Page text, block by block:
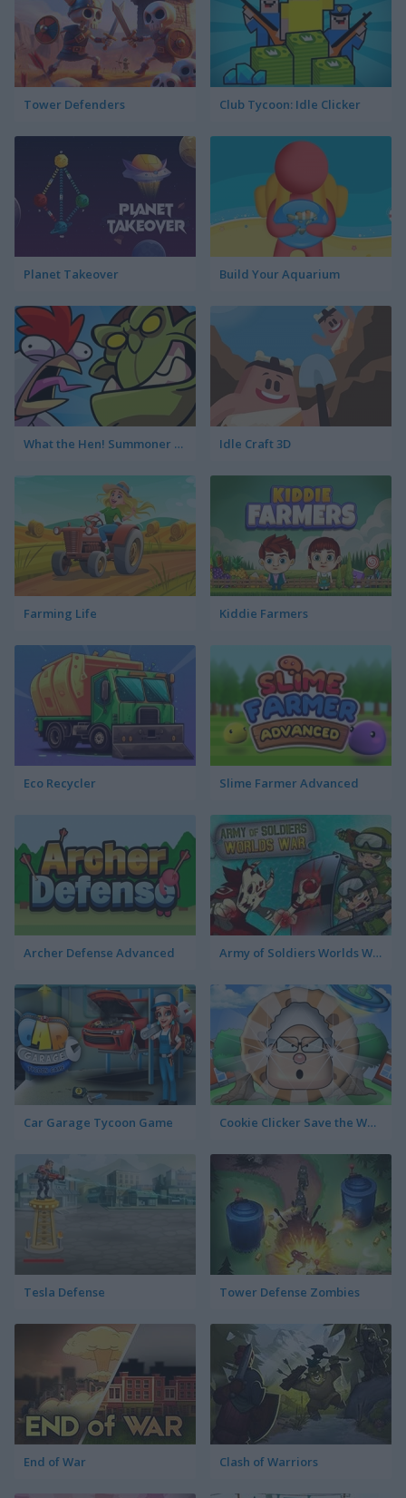
Tower Defenders Club Tycoon: Idle Clicker
Planet Takeover Build Your Aquarium
What the Hen! Summoner Spring Idle Craft 3D
Farming Life Kiddie Farmers
Eco Recycler Slime Farmer Advanced
Archer Defense Advanced Army of Soldiers Worlds War
Car Garage Tycoon Game Cookie Clicker Save the World
Tesla Defense Tower Defense Zombies
End of War Clash of Warriors